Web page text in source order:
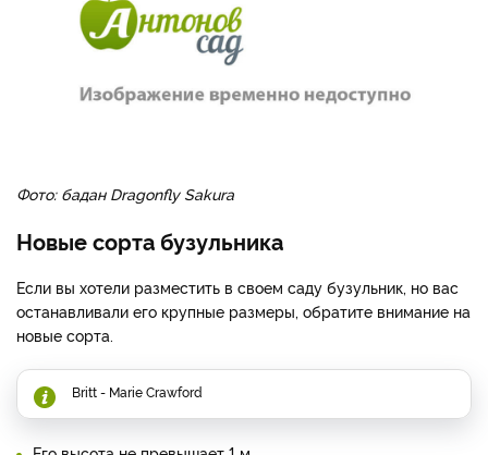
Фото: бадан Dragonfly Sakura
Новые сорта бузульника
Если вы хотели разместить в своем саду бузульник, но вас
останавливали его крупные размеры, обратите внимание на
новые сорта.
Britt - Marie Crawford